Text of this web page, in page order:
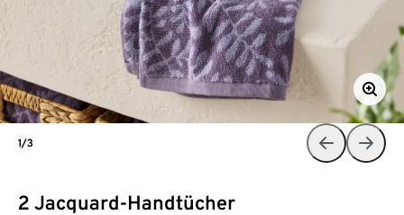
2 Jacquard-Handtücher
1/3